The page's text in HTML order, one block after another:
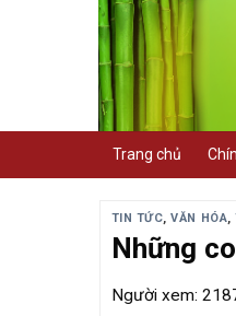
Trang chủ
TIN TỨC,VĂN HÓA,
Những
Người xem: